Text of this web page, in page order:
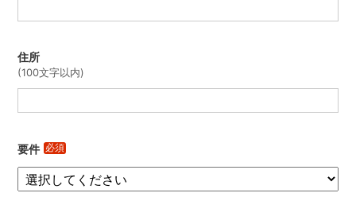
住所
(100文字以内)
要件 必須